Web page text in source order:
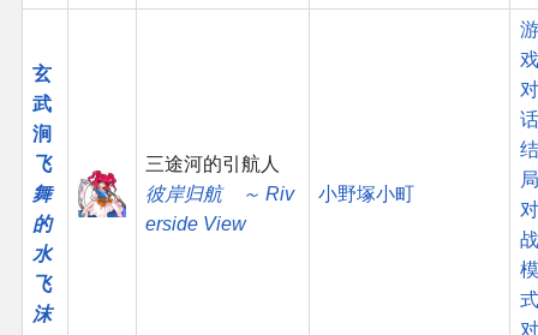
玄
武
涧
飞
舞
的
水
飞
沫
三途河的引航人
彼岸归航 ～ Riv
erside View
小野塚小町
游
戏
对
结
局
对
战
模
式
对